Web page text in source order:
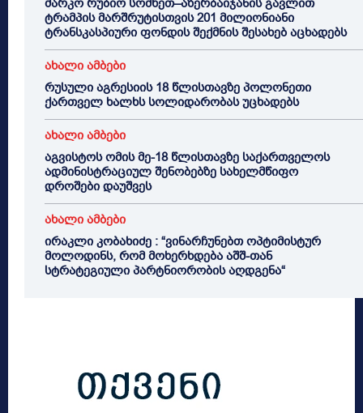
მარკო რუბიო სომხეთ–აზერბაიჯანის გავლით
ტრამპის მარშრუტისთვის 201 მილიონიანი
ტრანსკასპიური ფონდის შექმნის შესახებ აცხადებს
ახალი ამბები
რუსული აგრესიის 18 წლისთავზე პოლონეთი
ქართველ ხალხს სოლიდარობას უცხადებს
ახალი ამბები
აგვისტოს ომის მე-18 წლისთავზე საქართველოს
ადმინისტრაციულ შენობებზე სახელმწიფო
დროშები დაუშვეს
ახალი ამბები
ირაკლი კობახიძე : “ვინარჩუნებთ ოპტიმისტურ
მოლოდინს, რომ მოხერხდება აშშ-თან
სტრატეგიული პარტნიორობის აღდგენა“